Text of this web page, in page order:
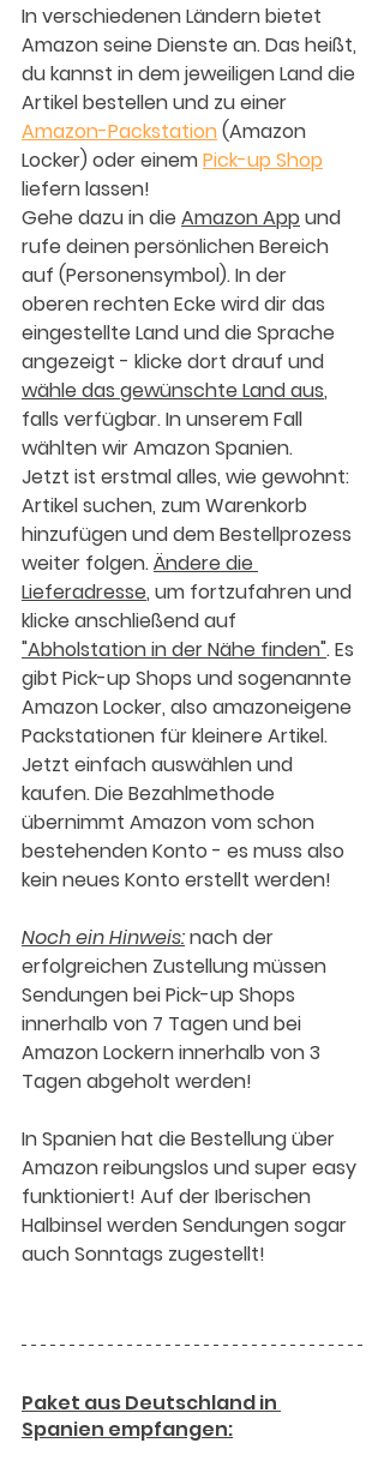
In verschiedenen Ländern bietet
Amazon seine Dienste an. Das heißt,
du kannst in dem jeweiligen Land die
Artikel bestellen und zu einer
Amazon-Packstation (Amazon
Locker) oder einem Pick-up Shop
liefern lassen!
Gehe dazu in die Amazon App und
rufe deinen persönlichen Bereich
auf (Personensymbol). In der
oberen rechten Ecke wird dir das
eingestellte Land und die Sprache
angezeigt - klicke dort drauf und
wähle das gewünschte Land aus,
falls verfügbar. In unserem Fall
wählten wir Amazon Spanien.
Jetzt ist erstmal alles, wie gewohnt:
Artikel suchen, zum Warenkorb
hinzufügen und dem Bestellprozess
weiter folgen. Ändere die
Lieferadresse, um fortzufahren und
klicke anschließend auf
"Abholstation in der Nähe finden". Es
gibt Pick-up Shops und sogenannte
Amazon Locker, also amazoneigene
Packstationen für kleinere Artikel.
Jetzt einfach auswählen und
kaufen. Die Bezahlmethode
übernimmt Amazon vom schon
bestehenden Konto - es muss also
kein neues Konto erstellt werden!
Noch ein Hinweis: nach der
erfolgreichen Zustellung müssen
Sendungen bei Pick-up Shops
innerhalb von 7 Tagen und bei
Amazon Lockern innerhalb von 3
Tagen abgeholt werden!
In Spanien hat die Bestellung über
Amazon reibungslos und super easy
funktioniert! Auf der Iberischen
Halbinsel werden Sendungen sogar
auch Sonntags zugestellt!
Paket aus Deutschland in
Spanien empfangen: